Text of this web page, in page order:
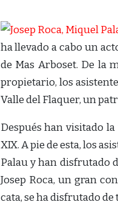
ha llevado a cabo un
de Mas Arboset. De la
propietario, los
Valle del Flaquer, un
Después han visitado
XIX. A pie de esta, los
Palau y han disfrutado
Josep Roca, un gran
cata, se ha disfrutado